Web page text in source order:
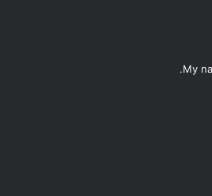
My